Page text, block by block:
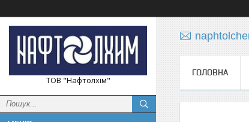
ТОВ "Нафтолхім"
ГОЛОВНА